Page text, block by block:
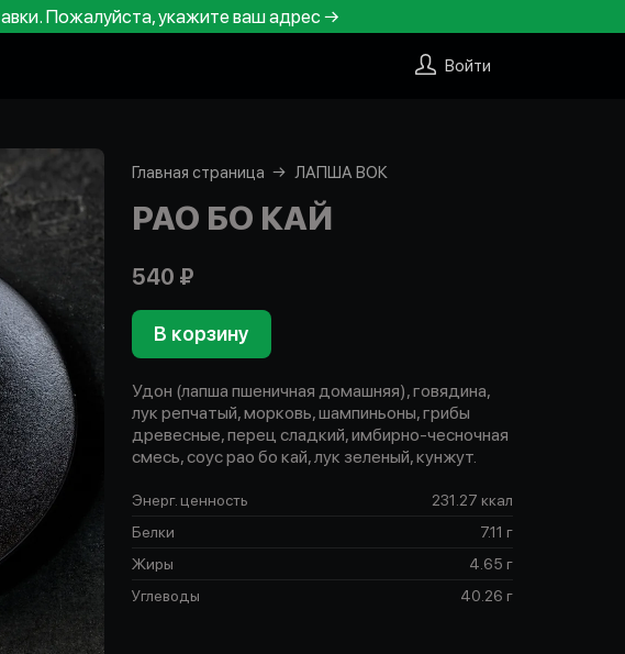
Пожалуйста, укажите ваш адрес →
Войти
Главная страница ЛАПША ВОК
РАО БО КАЙ
540 ₽
В корзину
Удон (лапша пшеничная домашняя), говядина,
лук репчатый, морковь, шампиньоны, грибы
древесные, перец сладкий, имбирно-чесночная
смесь, соус рао бо кай, лук зеленый, кунжут.
Энерг. ценность
231.27 ккал
Белки
7.11 г
Жиры
4.65 г
Углеводы
40.26 г